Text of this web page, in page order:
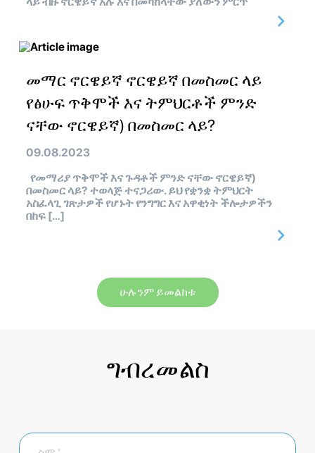
መማር ኖርዌይኛ ኖርዌይኛ በመስመር ላይ
የፅሁፍ ጥቅሞች እና ትምህርቶች ምንድ
ናቸው ኖርዌይኛ) በመስመር ላይ?
09.08.2023
የመማሪያ ጥቅሞች እና ጉዳቶች ምንድ ናቸው ኖርዌይኛ)
በመስመር ላይ? ተወላጅ ተናጋሪው. ይህ የቋንቋ ትምህርት
አስፈላጊ ገጽታዎች የሆኑት የንግግር እና አዋቂነት ችሎታዎችን
በከፍ […]
ሁሉንም ይመልከቱ
ግብረመልስ